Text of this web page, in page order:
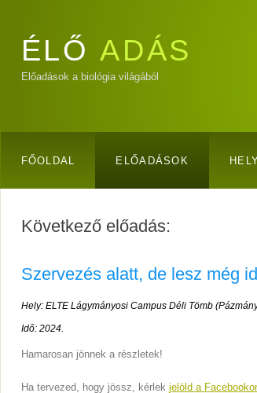
ÉLŐ ADÁS
Előadások a biológia világából
FŐOLDAL ELŐADÁSOK
Következő előadás:
Szervezés alatt, de lesz még
Hely: ELTE Lágymányosi Campus Déli Tömb
Idő: 2024.
Hamarosan jönnek a részletek!
Ha tervezed, hogy jössz, kérlek jelöld a